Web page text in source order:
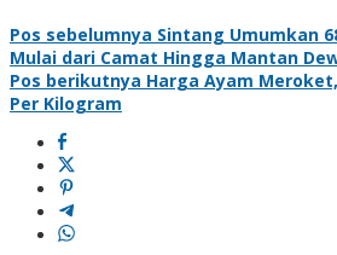
Pos sebelumnya Sintang Umumkan
Mulai dari Camat Hingga Mantan
Pos berikutnya Harga Ayam
Per Kilogram